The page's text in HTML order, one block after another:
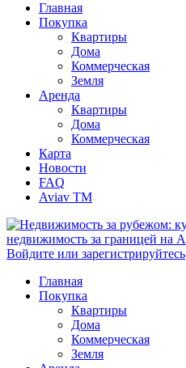
Главная
Покупка
Квартиры
Дома
Коммерческая
Земля
Аренда
Квартиры
Дома
Коммерческая
Карта
Новости
FAQ
Aviav TM
Войдите или зарегистрируйтесь
Главная
Покупка
Квартиры
Дома
Коммерческая
Земля